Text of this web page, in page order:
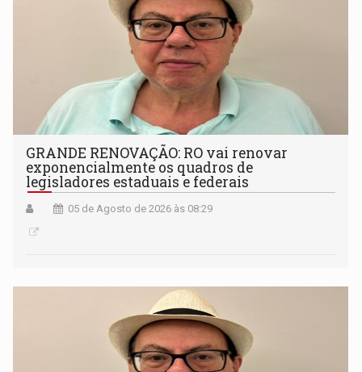
GRANDE RENOVAÇÃO: RO vai renovar
exponencialmente os quadros de
legisladores estaduais e federais
05 de Agosto de 2026 às 08:29